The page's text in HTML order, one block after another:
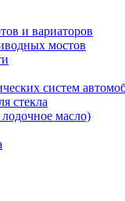
и вариаторов
мостов
систем
стекла
масло)